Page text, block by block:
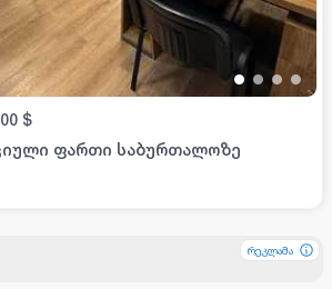
• • • •
$
ფართი საბურთალოზე
რეკლამა
რეკლამა
რეკლამა